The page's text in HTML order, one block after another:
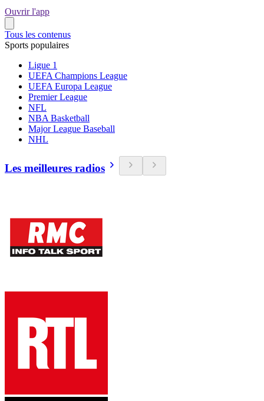
Ouvrir l'app
Tous les contenus
Sports populaires
Ligue 1
UEFA Champions League
UEFA Europa League
Premier League
NFL
NBA Basketball
Major League Baseball
NHL
Les meilleures radios